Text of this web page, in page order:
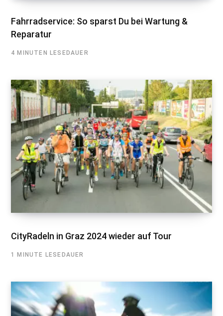
Fahrradservice: So sparst Du bei Wartung &
Reparatur
4 MINUTEN LESEDAUER
CityRadeln in Graz 2024 wieder auf Tour
1 MINUTE LESEDAUER